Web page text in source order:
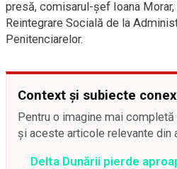
presă, comisarul-șef Ioana
Reintegrare Socială de la
Penitenciarelor.
Context și subiecte
Pentru o imagine mai
și aceste articole relevante din
Delta Dunării pierde